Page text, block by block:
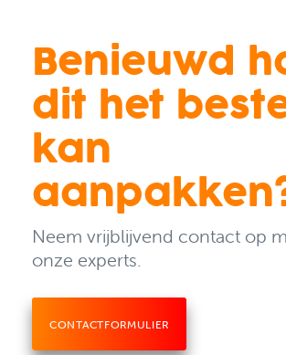
Benieuwd
dit het
kan
Neem vrijblijvend contact op
onze experts.
CONTACTFORMULIER